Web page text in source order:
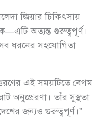
জিয়ার চিকিৎসায়
অত্যন্ত গুরুত্বপূর্ণ।
ধরনের সহযোগিতা
এই সময়টিতে বেগম
অনুপ্রেরণা। তাঁর সুস্থতা
জন্যও গুরুত্বপূর্ণ।”